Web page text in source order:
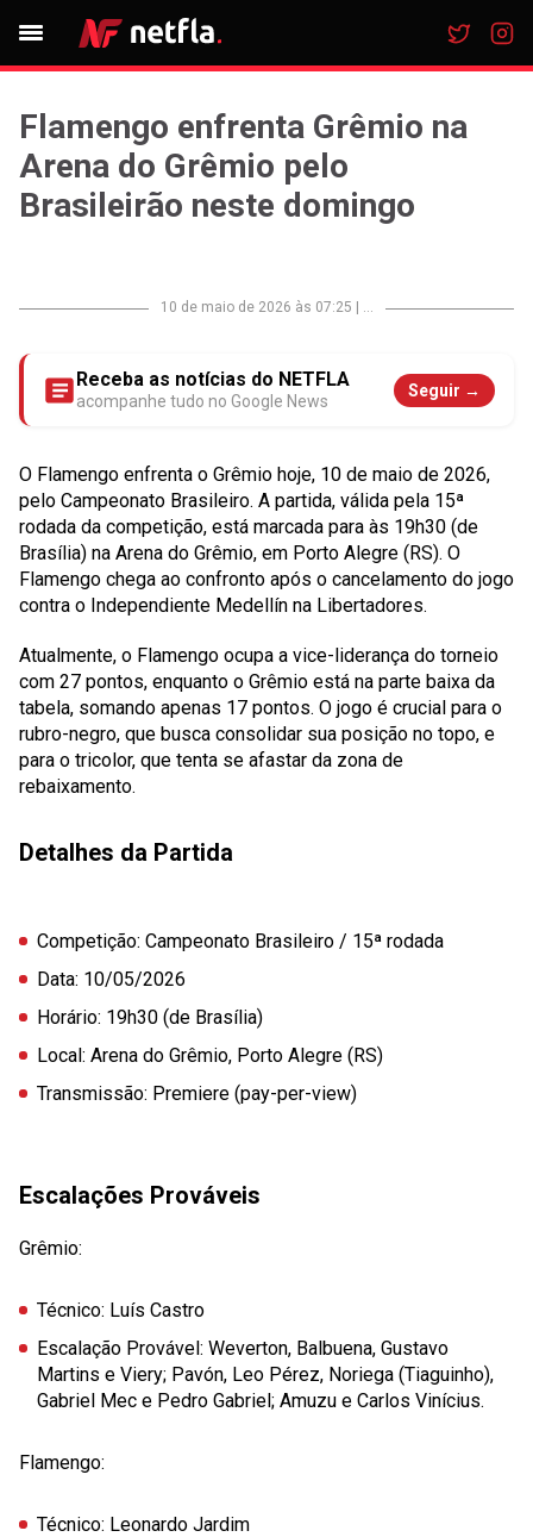
Flamengo enfrenta Grêmio na
Arena do Grêmio pelo
Brasileirão neste domingo
10 de maio de 2026 às 07:25 ...
Receba as notícias do NETFLA
acompanhe tudo no Google News
Seguir →
O Flamengo enfrenta o Grêmio hoje, 10 de maio de 2026,
pelo Campeonato Brasileiro. A partida, válida pela 15ª
rodada da competição, está marcada para às 19h30 (de
Brasília) na Arena do Grêmio, em Porto Alegre (RS). O
Flamengo chega ao confronto após o cancelamento do jogo
contra o Independiente Medellín na Libertadores.
Atualmente, o Flamengo ocupa a vice-liderança do torneio
com 27 pontos, enquanto o Grêmio está na parte baixa da
tabela, somando apenas 17 pontos. O jogo é crucial para o
rubro-negro, que busca consolidar sua posição no topo, e
para o tricolor, que tenta se afastar da zona de
rebaixamento.
Detalhes da Partida
Competição: Campeonato Brasileiro / 15ª rodada
Data: 10/05/2026
Horário: 19h30 (de Brasília)
Local: Arena do Grêmio, Porto Alegre (RS)
Transmissão: Premiere (pay-per-view)
Escalações Prováveis
Grêmio:
Técnico: Luís Castro
Escalação Provável: Weverton, Balbuena, Gustavo
Martins e Viery; Pavón, Leo Pérez, Noriega (Tiaguinho),
Gabriel Mec e Pedro Gabriel; Amuzu e Carlos Vinícius.
Flamengo:
Técnico: Leonardo Jardim